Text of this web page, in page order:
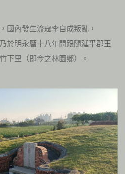
國內發生流寇李自成叛亂，
於明永曆十八年間跟隨延平郡王
下里（即今之林園鄉）。